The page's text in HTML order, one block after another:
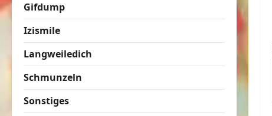
Gifdump
Izismile
Langweiledich
Schmunzeln
Sonstiges